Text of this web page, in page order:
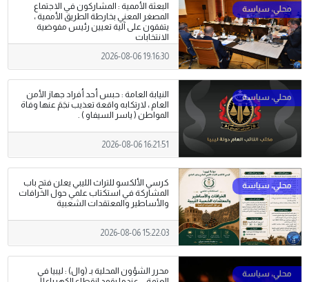
البعثة الأممية : المشاركون في الاجتماع
المصغر المعني بخارطة الطريق الأممية ،
يتفقون على آلية تعيين رئيس مفوضية
الانتخابات
2026-08-06 19:16:30
النيابة العامة : حبس أحد أفراد جهاز الأمن
العام ، لارتكابه واقعة تعذيب نجَمَ عنها وفاة
المواطن ( ياسر السيفاو ) .
2026-08-06 16:21:51
كرسي الألكسو للتراث الليبي يعلن فتح باب
المشاركة في استكتاب علمي حول الخرافات
والأساطير والمعتقدات الشعبية
2026-08-06 15:22:03
محرر الشؤون المحلية بـ (وال) : ليبيا في